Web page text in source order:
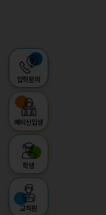
입학문의
예비신입생
학생
교직원